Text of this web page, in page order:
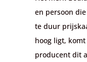
en persoon
te duur
hoog ligt,
producent dit